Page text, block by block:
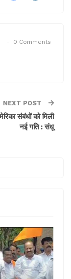
कर रहे हैं। यह
0 Comments
NEXT POST
संबंधों को मिली
नई गति : संधू